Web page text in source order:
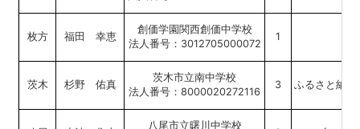
枚方 福田 幸恵
創価学園関西創価中学校
法人番号：3012705000072
1
茨木 杉野 佑真
茨木市立南中学校
法人番号：8000020272116
3 ふるさと納
八尾市立曙川中学校